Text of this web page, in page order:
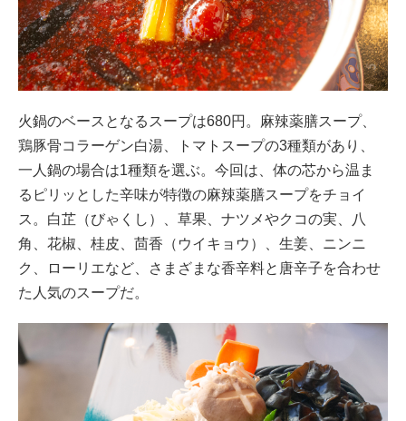
火鍋のベースとなるスープは680円。麻辣薬膳スープ、
鶏豚骨コラーゲン白湯、トマトスープの3種類があり、
一人鍋の場合は1種類を選ぶ。今回は、体の芯から温ま
るピリッとした辛味が特徴の麻辣薬膳スープをチョイ
ス。白芷（びゃくし）、草果、ナツメやクコの実、八
角、花椒、桂皮、茴香（ウイキョウ）、生姜、ニンニ
ク、ローリエなど、さまざまな香辛料と唐辛子を合わせ
た人気のスープだ。